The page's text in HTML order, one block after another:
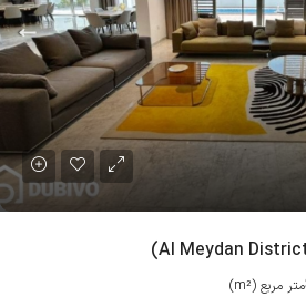
متر مربع (m²)